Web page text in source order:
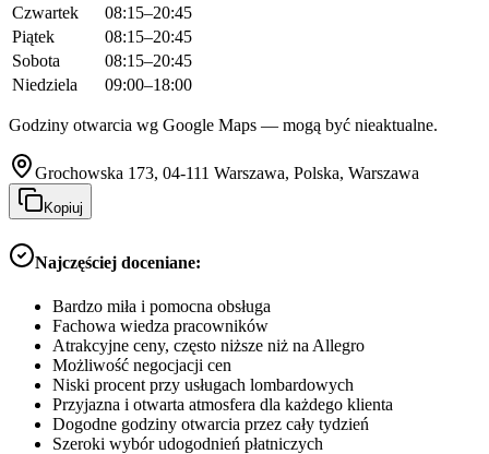
Czwartek
08:15–20:45
Piątek
08:15–20:45
Sobota
08:15–20:45
Niedziela
09:00–18:00
Godziny otwarcia wg Google Maps — mogą być nieaktualne.
Grochowska 173, 04-111 Warszawa, Polska, Warszawa
Kopiuj
Najczęściej doceniane:
Bardzo miła i pomocna obsługa
Fachowa wiedza pracowników
Atrakcyjne ceny, często niższe niż na Allegro
Możliwość negocjacji cen
Niski procent przy usługach lombardowych
Przyjazna i otwarta atmosfera dla każdego klienta
Dogodne godziny otwarcia przez cały tydzień
Szeroki wybór udogodnień płatniczych